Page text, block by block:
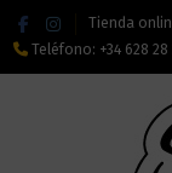
Tienda
Teléfono: +34 628